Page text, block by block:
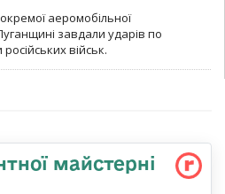
аеромобільної
завдали ударів по
військ.
майстерні